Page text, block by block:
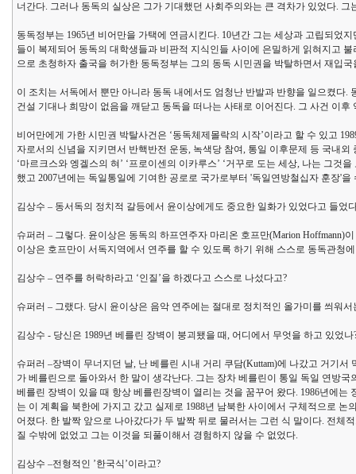
너간다. 그러나 동독의 실상은 그가 기대했던 사회주의와는 큰 격차가 있었다.
동독정부는 1965년 비어만을 가택에 연금시킨다. 10년간 그는 세상과 고립되었
들이 복제되어 동독의 대학생들과 비판적 지식인들 사이에 은밀하게 읽혀지고
으로 초청하자 출국을 허가한 동독정부는 그의 동독 시민권을 박탈하면서 재입국
이 조치는 서독에서 뿐만 아니라 동독 내에서도 엄청난 반발과 반향을 일으켰다
건설 기대나 희망이 없음을 깨닫고 동독을 떠나는 사태로 이어진다. 그 사건 이
비어만에게 가한 시민권 박탈사건은 ‘동독체제몰락의 시작’이라고 할 수 있고
자로서의 신념을 지키면서 반핵반전 운동, 녹색당 참여, 통일 이후문제 등 국내
‘마르크스와 엥겔스의 혀’ ‘프로이센의 이카루스’ ‘거꾸로 도는 세상, 나는 그것
했고 2007년에는 독일통일에 기여한 공로로 국가로부터 '독일연방철십자 훈장'을
김상수 – 동서독의 정치적 갈등에서 윤이상에게도 중요한 일화가 있었다고 들었
슈퍼러 – 그렇다. 윤이상은 동독의 하프연주자 마리온 호프만(Marion
이상은 호프만이 서독지역에서 연주를 할 수 있도록 하기 위해 스스로 동독관청
김상수 – 연주를 허락하라고 ‘인질’을 하겠다고 스스로 나섰다고?
슈퍼러 – 그랬다. 당시 윤이상은 음악 연주에는 절대로 정치적인 올가미를 씌워
김상수 - 당신은 1989년 베를린 장벽이 붕괴됐을 때, 어디에서 무엇을 하고 있었
슈퍼러 –장벽이 무너지던 날, 난 베를린 시내 거리 쿠담(Kuttam)에 나갔고 거기
가 베를린으로 돌아와서 한 말이 생각난다. 그는 장차 베를린이 통일 독일 연방
베를린 장벽이 있을 때 항상 베를린장벽이 열리는 것을 꿈꾸어 왔다. 1986년에는
는 이 계획을 북한에 가지고 갔고 실제로 1988년 남북한 사이에서 구체적으로
어졌다. 한 발짝 앞으로 나아갔다가 두 발짝 뒤로 물러서는 그런 식 말이다. 전체
질 수밖에 없었고 그는 이것을 되풀이해서 경험하지 않을 수 없었다.
김상수 –전형적인 ’한국식’이라고?